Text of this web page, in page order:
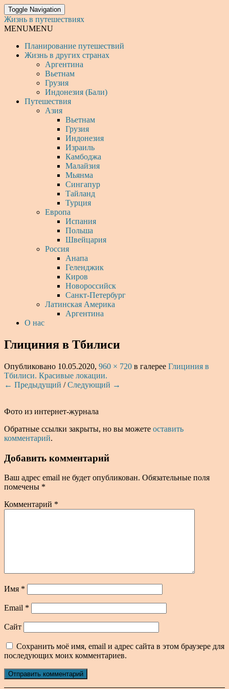
Toggle Navigation
Жизнь в путешествиях
MENUMENU
Планирование путешествий
Жизнь в других странах
Аргентина
Вьетнам
Грузия
Индонезия (Бали)
Путешествия
Азия
Вьетнам
Грузия
Индонезия
Израиль
Камбоджа
Малайзия
Мьянма
Сингапур
Тайланд
Турция
Европа
Испания
Польша
Швейцария
Россия
Анапа
Геленджик
Киров
Новороссийск
Санкт-Петербург
Латинская Америка
Аргентина
О нас
Глициния в Тбилиси
Опубликовано 10.05.2020, 960 × 720 в галерее Глициния в
Тбилиси. Красивые локации.
← Предыдущий /Следующий →
Фото из интернет-журнала
Обратные ссылки закрыты, но вы можете оставить
комментарий.
Добавить комментарий
Ваш адрес email не будет опубликован. Обязательные поля
помечены *
Комментарий *
Имя *
Email *
Сайт
Сохранить моё имя, email и адрес сайта в этом браузере для
последующих моих комментариев.